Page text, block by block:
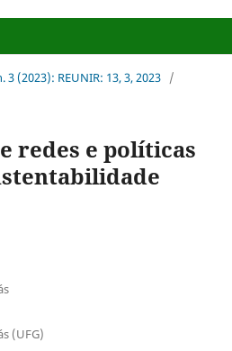
3 (2023): REUNIR: 13, 3, 2023 /
redes e políticas
(UFG)